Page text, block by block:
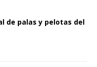
de palas y pelotas del